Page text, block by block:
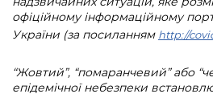
офіційному інформаційному
України (за посиланням http://
“Жовтий”, “помаранчевий” або
епідемічної небезпеки